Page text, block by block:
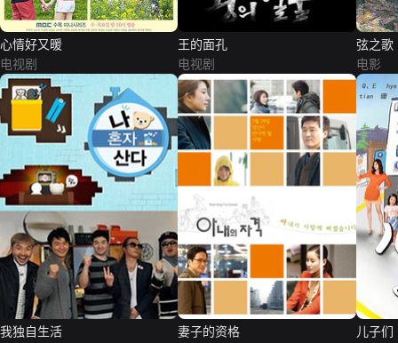
心情好又暖
电视剧
王的面孔
电视剧
弦之歌
电影
我独自生活
妻子的资格
儿子们